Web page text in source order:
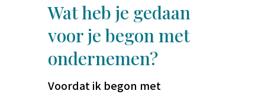
Wat heb je gedaan
voor je begon met
ondernemen?
Voordat ik begon met